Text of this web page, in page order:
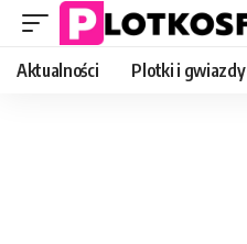
Aktualności Plotki i gwiazdy